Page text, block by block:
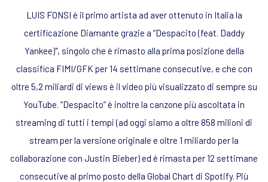
LUIS FONSI è il primo artista ad aver ottenuto in Italia la
certificazione Diamante grazie a “Despacito (feat. Daddy
Yankee)", singolo che è rimasto alla prima posizione della
classifica FIMI/GFK per 14 settimane consecutive, e che con
oltre 5,2 miliardi di views è il video più visualizzato di sempre su
YouTube. “Despacito” è inoltre la canzone più ascoltata in
streaming di tutti i tempi (ad oggi siamo a oltre 858 milioni di
stream per la versione originale e oltre 1 miliardo per la
collaborazione con Justin Bieber) ed è rimasta per 12 settimane
consecutive al primo posto della Global Chart di Spotify. Più